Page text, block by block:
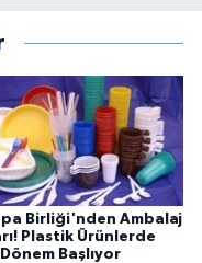
Birliği'nden Ambalaj
Plastik Ürünlerde
Başlıyor